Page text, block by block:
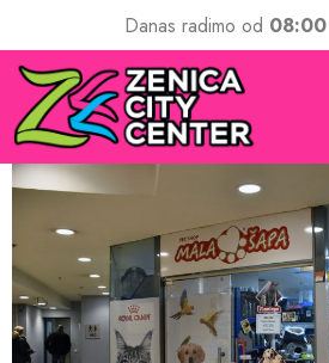
Danas radimo od